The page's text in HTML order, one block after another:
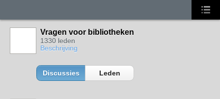
Vragen voor bibliotheken
1330 leden
Beschrijving
Discussies Leden